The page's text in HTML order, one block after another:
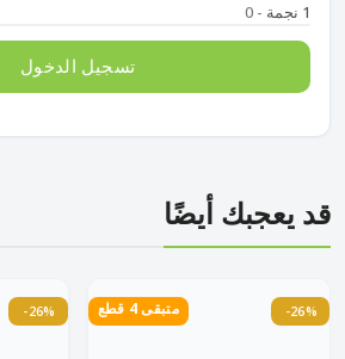
1 نجمة - 0
تسجيل الدخول
قد يعجبك أيضًا
-26% -26% متبقى 4 قطع